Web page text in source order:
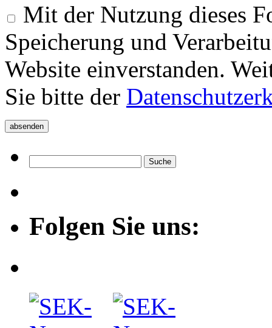
Mit der Nutzung dieses
Speicherung und
Website einverstanden.
Sie bitte der
Folgen Sie uns: